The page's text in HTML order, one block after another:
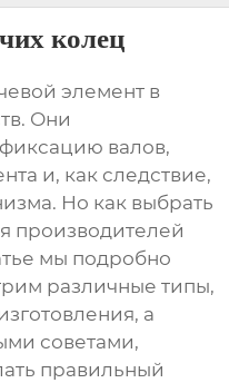
колец
элемент в
Они
валов,
и, как следствие,
Но как выбрать
производителей
мы подробно
различные типы,
а
советами,
правильный